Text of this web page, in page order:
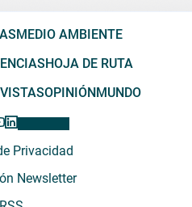
MEDIO AMBIENTE
HOJA DE RUTA
OPINIÓN MUNDO
Privacidad
Newsletter